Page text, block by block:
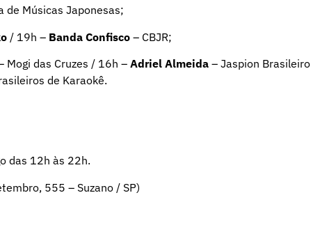
de Músicas Japonesas;
/ 19h – Banda Confisco – CBJR;
Mogi das Cruzes / 16h –Adriel Almeida – Jaspion Brasileiro
de Karaokê.
das 12h às 22h.
555 – Suzano / SP)